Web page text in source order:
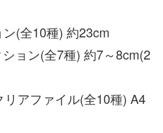
(全10種) 約23cm
ョン(全7種) 約7～8cm(2
リアファイル(全10種) A4